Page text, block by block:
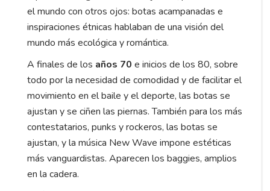
el mundo con otros ojos: botas acampanadas e
inspiraciones étnicas hablaban de una visión del
mundo más ecológica y romántica.
A finales de los años 70 e inicios de los 80, sobre
todo por la necesidad de comodidad y de facilitar el
movimiento en el baile y el deporte, las botas se
ajustan y se ciñen las piernas. También para los más
contestatarios, punks y rockeros, las botas se
ajustan, y la música New Wave impone estéticas
más vanguardistas. Aparecen los baggies, amplios
en la cadera.